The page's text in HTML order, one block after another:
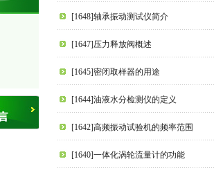
[1648]轴承振动测试仪简介
[1647]压力释放阀概述
[1645]密闭取样器的用途
[1644]油液水分检测仪的定义
[1642]高频振动试验机的频率范围
[1640]一体化涡轮流量计的功能